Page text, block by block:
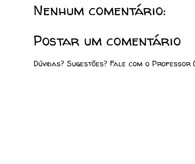
Nenhum comentário:
Postar um comentário
Dúvidas? Sugestões? Fale com o